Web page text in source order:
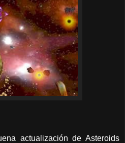
actualización de Asteroids